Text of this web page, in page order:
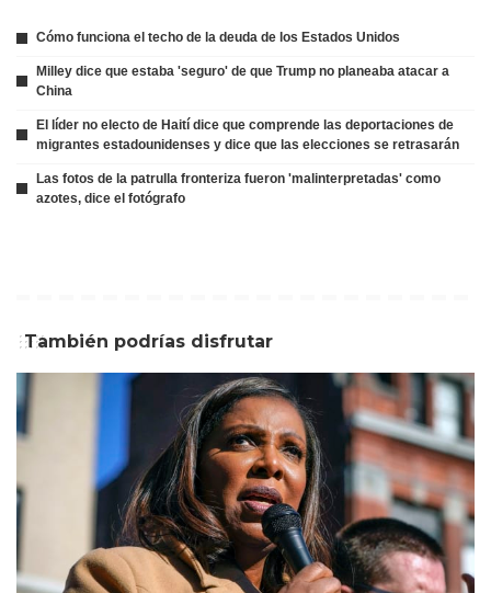
Cómo funciona el techo de la deuda de los Estados Unidos
Milley dice que estaba 'seguro' de que Trump no planeaba atacar a
China
El líder no electo de Haití dice que comprende las deportaciones de
migrantes estadounidenses y dice que las elecciones se retrasarán
Las fotos de la patrulla fronteriza fueron 'malinterpretadas' como
azotes, dice el fotógrafo
También podrías disfrutar